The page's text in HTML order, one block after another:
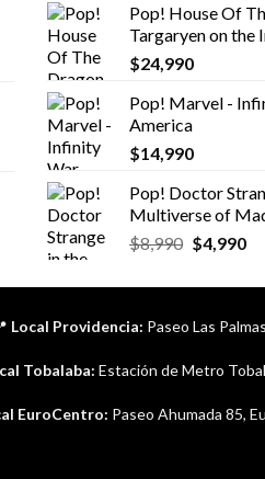
era:
Pop! House Of
Targaryen on the
$24,990
Pop! Marvel -
America
$14,990
Pop! Doctor
Multiverse of
$8,990 El
original
$8,990.
$4,990El
Local Providencia: Paseo Las
Tobalaba: Estación de Metro
EuroCentro: Paseo Ahumada 85,